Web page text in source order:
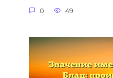
0 49